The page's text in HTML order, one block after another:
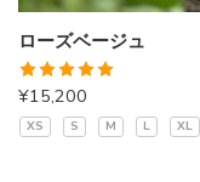
ローズベージュ
5段階中
5.00 の評価
¥15,200
XS S M L XL